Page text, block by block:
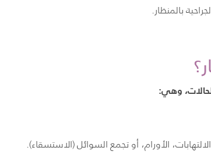
بالمنظار.
وهي:
الأورام، أو تجمع السوائل (الاستسقاء).